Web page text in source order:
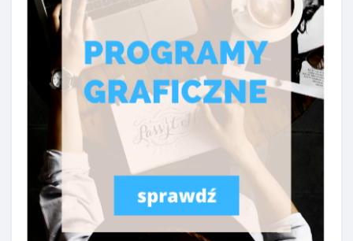
Norton 360 Standard
Brak ceny
Microsoft Office...
Brak ceny